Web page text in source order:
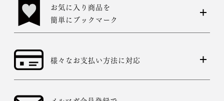
お気に入り商品を
簡単にブックマーク
様々なお支払い方法に対応